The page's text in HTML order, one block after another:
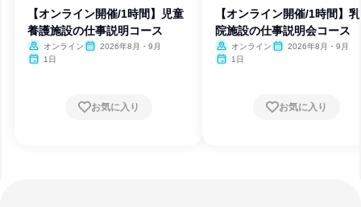
【オンライン開催/1時間】児童
養護施設の仕事説明コース
オンライン
2026年8月・9月
1日
お気に入り
【オンライン開催/1時間】
院施設の仕事説明会コース
オンライン
2026年8月・9月
1日
お気に入り